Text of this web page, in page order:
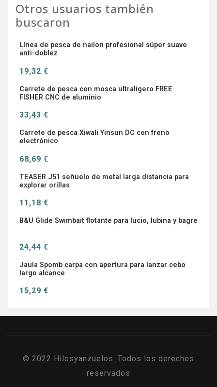
Otros usuarios también
buscaron
Línea de pesca de nailon profesional súper suave
anti-doblez
19,32 €
Carrete de pesca con mosca ultraligero FREE
FISHER CNC de aluminio
33,43 €
Carrete de pesca Xiwali Yinsun DC con freno
electrónico
68,69 €
TEASER J51 señuelo de metal larga distancia para
explorar orillas
11,18 €
B&U Glide Swimbait flotante para lucio, lubina y bagre
24,44 €
Jaula Spomb carpa con apertura para lanzar cebo
largo alcance
15,29 €
© 2022 Hilosyanzuelos. Todos los derechos
reservados